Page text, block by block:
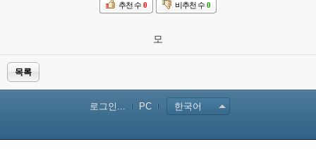
추천 수 0 비추천 수 0
모
목록
로그인... PC 한국어